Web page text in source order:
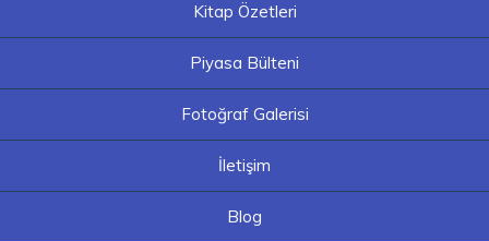
Kitap Özetleri
Piyasa Bülteni
Fotoğraf Galerisi
İletişim
Blog